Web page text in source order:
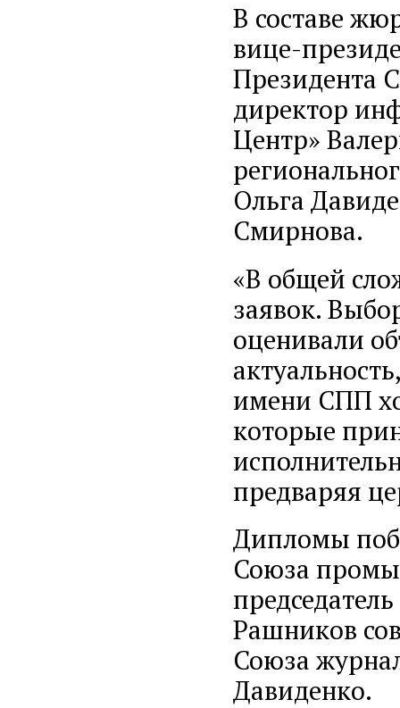
В составе
вице-
Президента
директор
Центр»
Ольга
Смирнова.
«В общей
заявок.
оценивали
имени СПП
которые
предваряя
Дипломы
Союза
Рашников
Союза
Давиденко.